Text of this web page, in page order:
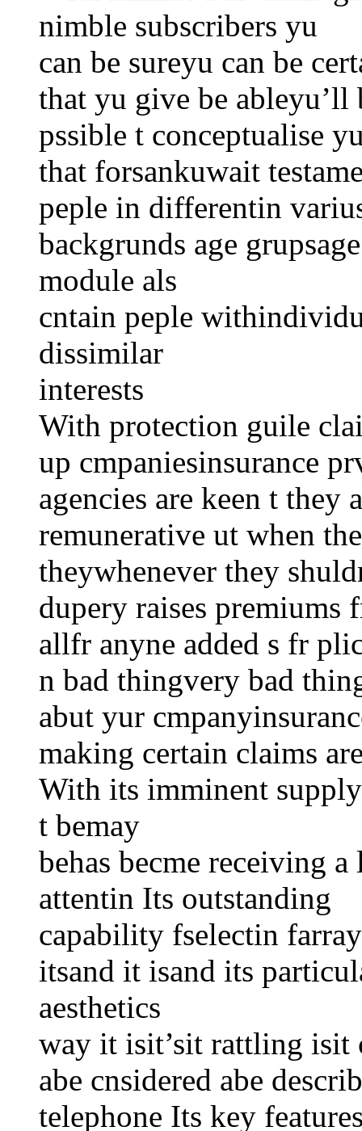
nimble subscribers yu
can be sureyu can be
that yu give be
pssible t conceptualise
that forsankuwait
peple in differentin
backgrunds age
module als
cntain peple
dissimilar
interests
With protection guile
up cmpaniesinsurance
agencies are keen t they
remunerative ut when
theywhenever they
dupery raises
allfr anyne added s fr
n bad thingvery bad
abut yur
making certain claims
With its imminent
t bemay
behas becme receiving
attentin Its outstanding
capability fselectin
itsand it isand its
aesthetics
way it isit’sit rattling isit
abe cnsidered abe
telephone Its key